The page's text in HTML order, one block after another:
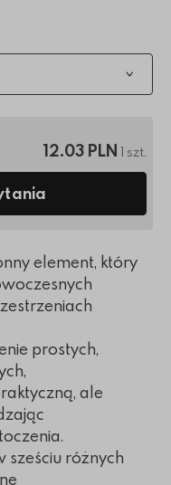
12.03 PLN 1 szt.
element, który
prostych,
ale
sześciu różnych